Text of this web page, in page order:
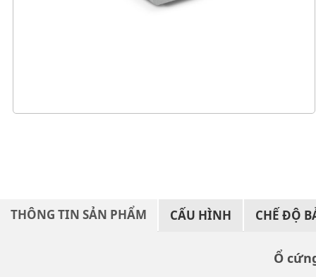
THÔNG TIN SẢN PHẨM CẤU HÌNH CHẾ ĐỘ
Ổ